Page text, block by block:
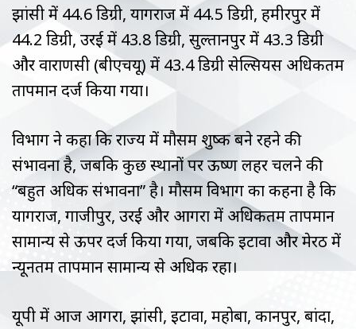
झांसी में 44.6 डिग्री, प्रयागराज में 44.5 डिग्री, हमीरपुर में
44.2 डिग्री, उरई में 43.8 डिग्री, सुल्तानपुर में 43.3 डिग्री
और वाराणसी (बीएचयू) में 43.4 डिग्री सेल्सियस अधिकतम
तापमान दर्ज किया गया।
विभाग ने कहा कि राज्य में मौसम शुष्क बने रहने की
संभावना है, जबकि कुछ स्थानों पर ऊष्ण लहर चलने की
“बहुत अधिक संभावना” है। मौसम विभाग का कहना है कि
प्रयागराज, गाजीपुर, उरई और आगरा में अधिकतम तापमान
सामान्य से ऊपर दर्ज किया गया, जबकि इटावा और मेरठ में
न्यूनतम तापमान सामान्य से अधिक रहा।
यूपी में आज आगरा, झांसी, इटावा, महोबा, कानपुर, बांदा,